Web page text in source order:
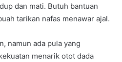
dan mati. Butuh bantuan
tarikan nafas menawar ajal.
namun ada pula yang
menarik otot dada